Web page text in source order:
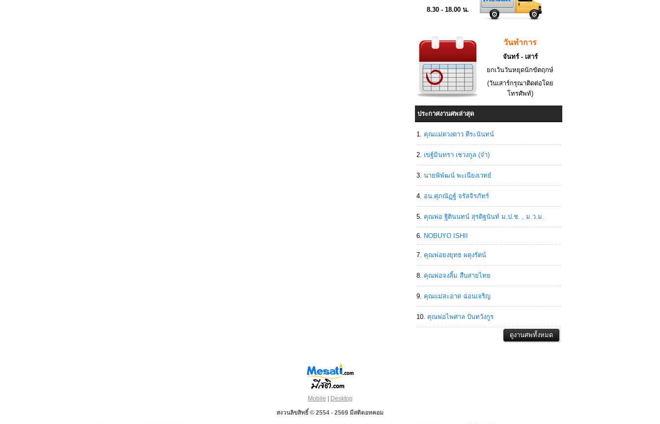
8.30 - 18.00 น.
วันทำการ
จันทร์ - เสาร์
ยกเว้นวันหยุดนักขัตฤกษ์
(วันเสาร์กรุณาติดต่อโดย
โทรศัพท์)
ประกาศงานศพล่าสุด
คุณแม่ดวงดาว ตีระนันทน์
เขฐ์มินทรา เชวงกูล (จ๋า)
นายพิพัฒน์ พะเนียงเวทย์
อน.ศุภณัฏฐ์ จรัสจิรภัทร์
คุณพ่อ ฐิตินนทน์ สุรดิฐนันท์ ม.ป.ช. , ม.ว.ม.
NOBUYO ISHII
คุณพ่อยงยุทธ ผดุงรัตน์
คุณพ่อจงลิ้ม สืบสายไทย
คุณแม่สะอาด ฉ่อนเจริญ
คุณพ่อไพศาล ปันทวังกูร
Mobile | Desktop
สงวนลิขสิทธิ์ © 2554 - 2569 มีสติดอทคอม